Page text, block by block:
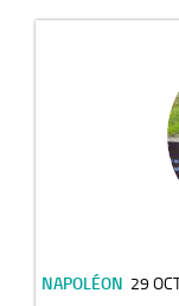
Le Conseil
Economie &
NAPOLÉON 29